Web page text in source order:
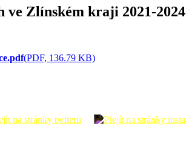
ve Zlínském kraji 2021-2024
(PDF, 136.79 KB)